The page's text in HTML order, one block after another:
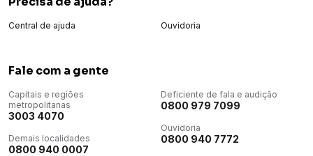
Central de ajuda Ouvidoria
Fale com a gente
Capitais e regiões
metropolitanas
3003 4070
Demais localidades
0800 940 0007
Deficiente de fala e audição
0800 979 7099
Ouvidoria
0800 940 7772